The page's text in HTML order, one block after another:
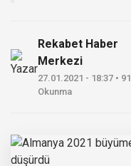
Rekabet Haber
Merkezi
27.01.2021 - 18:37 • 91
Okunma